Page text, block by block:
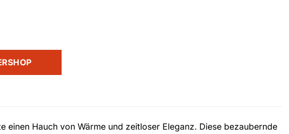
einen Hauch von Wärme und zeitloser Eleganz. Diese bezaubernde